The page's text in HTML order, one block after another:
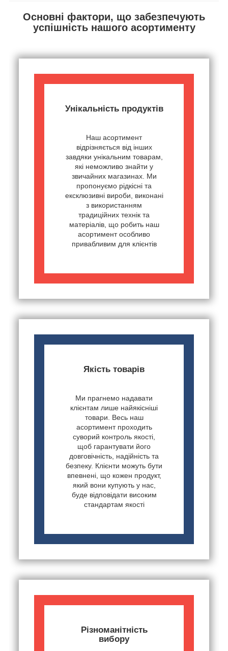
Основні фактори, що забезпечують
успішність нашого асортименту
Унікальність продуктів
Наш асортимент
відрізняється від інших
завдяки унікальним товарам,
які неможливо знайти у
звичайних магазинах. Ми
пропонуємо рідкісні та
ексклюзивні вироби, виконані
з використанням
традиційних технік та
матеріалів, що робить наш
асортимент особливо
привабливим для клієнтів
Якість товарів
Ми прагнемо надавати
клієнтам лише найякісніші
товари. Весь наш
асортимент проходить
суворий контроль якості,
щоб гарантувати його
довговічність, надійність та
безпеку. Клієнти можуть бути
впевнені, що кожен продукт,
який вони купують у нас,
буде відповідати високим
стандартам якості
Різноманітність
вибору